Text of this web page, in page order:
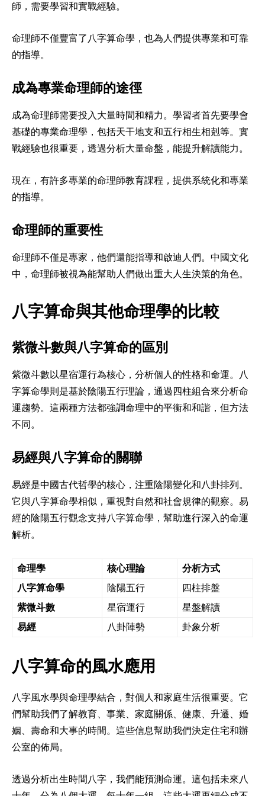
師，需要學習和實戰經驗。
命理師不僅豐富了八字算命學，也為人們提供專業和可靠
的指導。
成為專業命理師的途徑
成為命理師需要投入大量時間和精力。學習者首先要學會
基礎的專業命理學，包括天干地支和五行相生相剋等。實
戰經驗也很重要，透過分析大量命盤，能提升解讀能力。
現在，有許多專業的命理師教育課程，提供系統化和專業
的指導。
命理師的重要性
命理師不僅是專家，他們還能指導和啟迪人們。中國文化
中，命理師被視為能幫助人們做出重大人生決策的角色。
八字算命與其他命理學的比較
紫微斗數與八字算命的區別
紫微斗數以星宿運行為核心，分析個人的性格和命運。八
字算命學則是基於陰陽五行理論，通過四柱組合來分析命
運趨勢。這兩種方法都強調命理中的平衡和和諧，但方法
不同。
易經與八字算命的關聯
易經是中國古代哲學的核心，注重陰陽變化和八卦排列。
它與八字算命學相似，重視對自然和社會規律的觀察。易
經的陰陽五行觀念支持八字算命學，幫助進行深入的命運
解析。
命理學 核心理論
分析方式
八字算命學
陰陽五行
四柱排盤
紫微斗數
星宿運行
星盤解讀
易經
八卦陣勢 卦象分析
八字算命的風水應用
八字風水學與命理學結合，對個人和家庭生活很重要。它
們幫助我們了解教育、事業、家庭關係、健康、升遷、婚
姻、壽命和大事的時間。這些信息幫助我們決定住宅和辦
公室的佈局。
透過分析出生時間八字，我們能預測命運。這包括未來八